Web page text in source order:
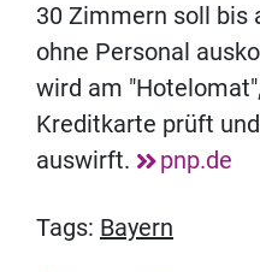
30 Zimmern soll bis
ohne Personal
wird am
Kreditkarte prüft
auswirft.
pnp.de
Tags: Bayern